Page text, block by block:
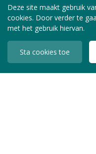
Deze site maakt gebruik
cookies. Door verder te
met het gebruik hiervan.
Sta cookies toe